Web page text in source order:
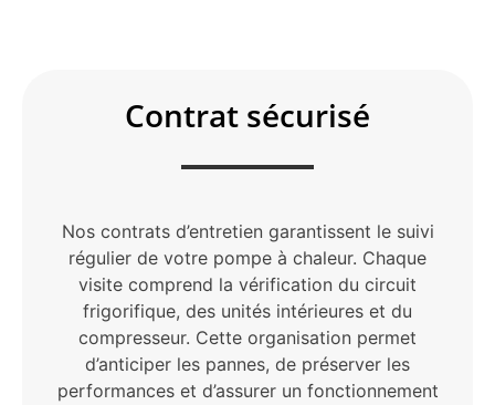
Contrat sécurisé
Nos contrats d’entretien garantissent le suivi
régulier de votre pompe à chaleur. Chaque
visite comprend la vérification du circuit
frigorifique, des unités intérieures et du
compresseur. Cette organisation permet
d’anticiper les pannes, de préserver les
performances et d’assurer un fonctionnement